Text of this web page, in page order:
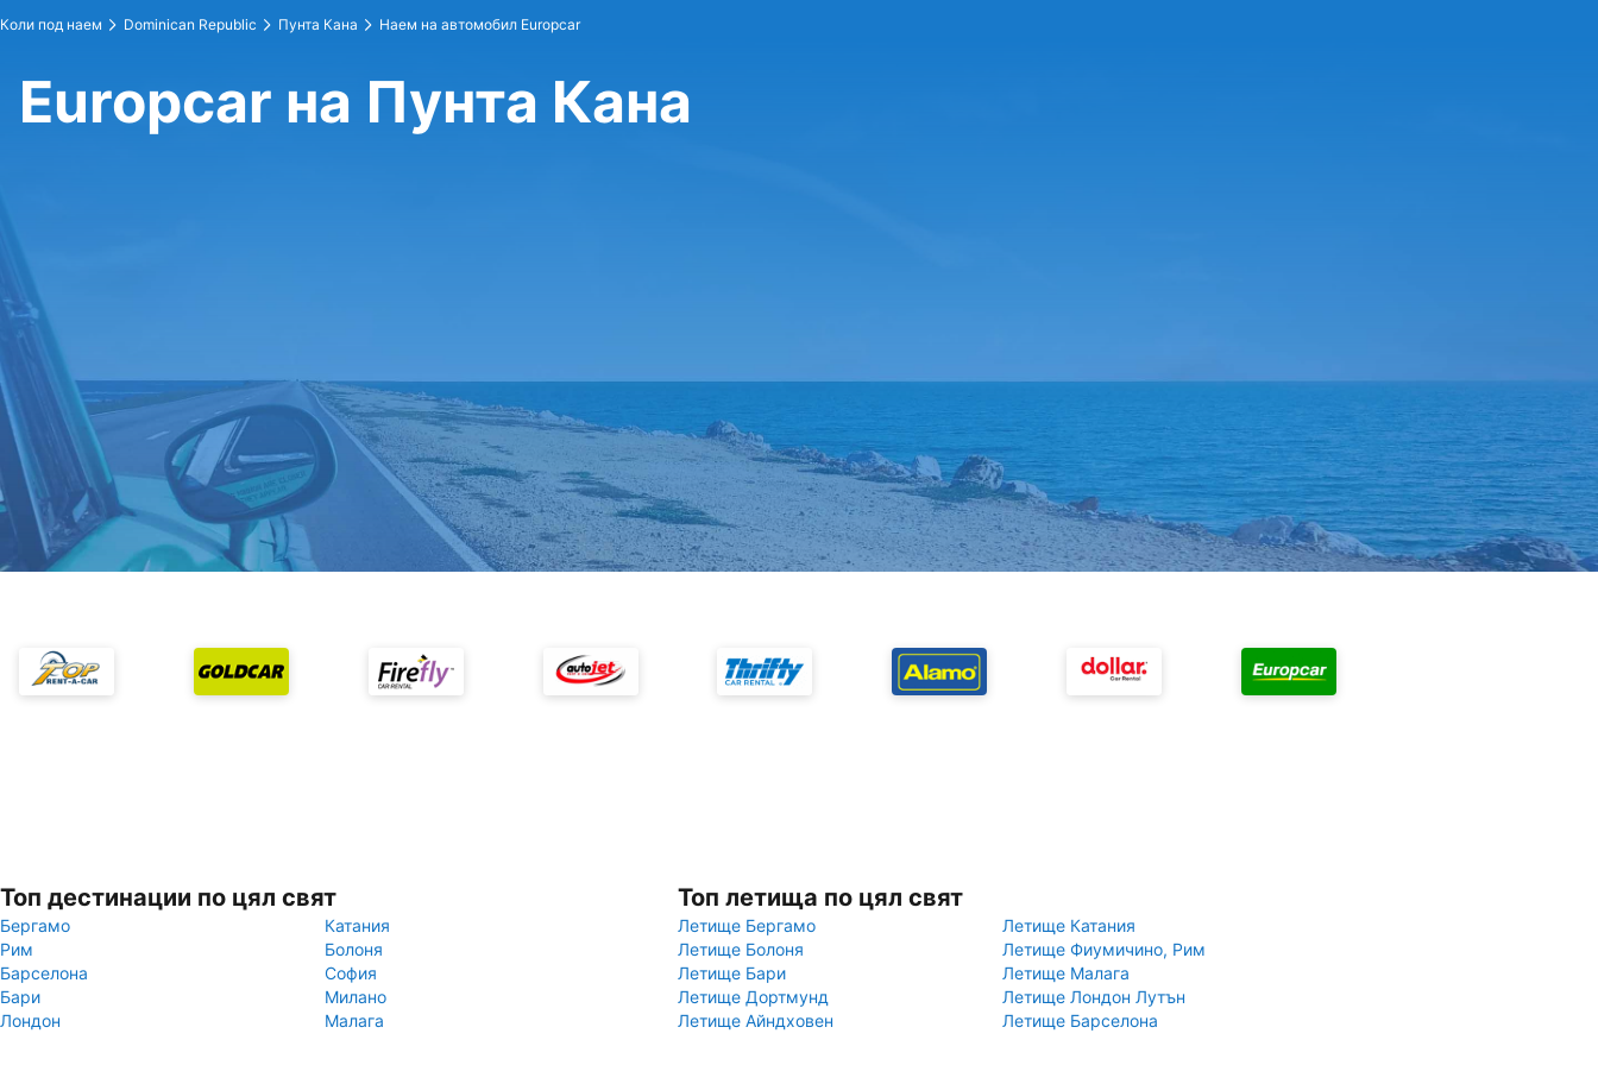
Коли под наем Dominican Republic Пунта Кана Наем на автомобил Europcar
Europcar на Пунта Кана
Топ дестинации по цял свят
Бергамо
Катания
Рим
Болоня
Барселона
София
Бари
Милано
Лондон
Малага
Топ летища по цял свят
Летище Бергамо
Летище Катания
Летище Болоня
Летище Фиумичино, Рим
Летище Бари
Летище Малага
Летище Дортмунд
Летище Лондон Лутън
Летище Айндховен
Летище Барселона